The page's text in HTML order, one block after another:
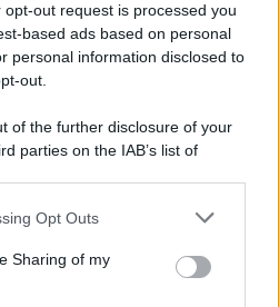
out request is processed you
based ads based on personal
personal information disclosed to
out.
of the further disclosure of your
parties on the IAB’s list of
disclosed by us to third parties
Opt Outs
Sharing of my